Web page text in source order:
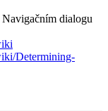
dialogu
Determining-